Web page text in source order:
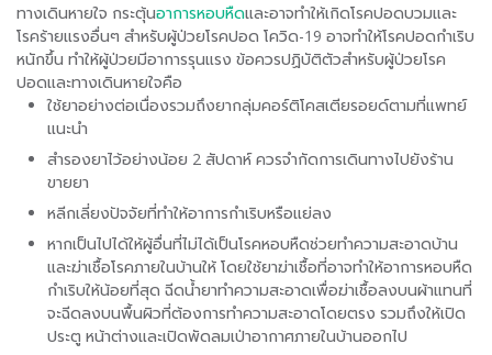
ทางเดินหายใจ กระตุ้นอาการหอบหืดและอาจทำให้เกิดโรคปอดบวมและ
โรคร้ายแรงอื่นๆ สำหรับผู้ป่วยโรคปอด โควิด-19 อาจทำให้โรคปอดกำเริบ
หนักขึ้น ทำให้ผู้ป่วยมีอาการรุนแรง ข้อควรปฏิบัติตัวสำหรับผู้ป่วยโรค
ปอดและทางเดินหายใจคือ
ใช้ยาอย่างต่อเนื่องรวมถึงยากลุ่มคอร์ติโคสเตียรอยด์ตามที่แพทย์
แนะนำ
สำรองยาไว้อย่างน้อย 2 สัปดาห์ ควรจำกัดการเดินทางไปยังร้าน
ขายยา
หลีกเลี่ยงปัจจัยที่ทำให้อาการกำเริบหรือแย่ลง
หากเป็นไปได้ให้ผู้อื่นที่ไม่ได้เป็นโรคหอบหืดช่วยทำความสะอาดบ้าน
และฆ่าเชื้อโรคภายในบ้านให้ โดยใช้ยาฆ่าเชื้อที่อาจทำให้อาการหอบหืด
กำเริบให้น้อยที่สุด ฉีดน้ำยาทำความสะอาดเพื่อฆ่าเชื้อลงบนผ้าแทนที่
จะฉีดลงบนพื้นผิวที่ต้องการทำความสะอาดโดยตรง รวมถึงให้เปิด
ประตู หน้าต่างและเปิดพัดลมเป่าอากาศภายในบ้านออกไป